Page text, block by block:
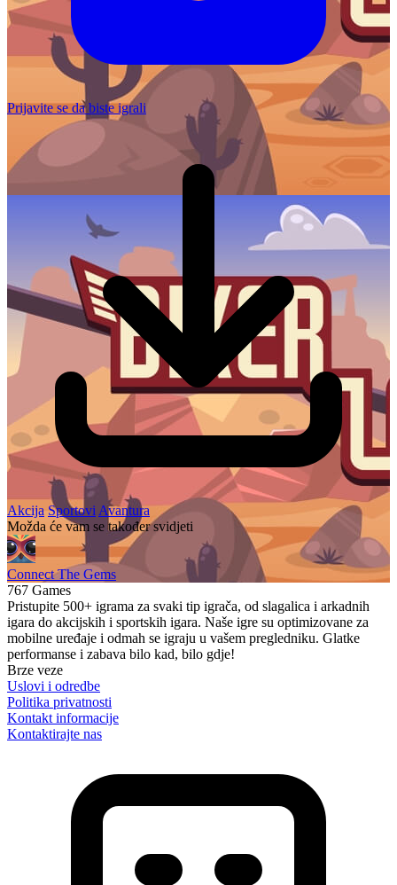
Prijavite se da biste igrali
Akcija SportoviAvantura
Možda će vam se također svidjeti
Connect The Gems
767 Games
Pristupite 500+ igrama za svaki tip igrača, od slagalica i arkadnih
igara do akcijskih i sportskih igara. Naše igre su optimizovane za
mobilne uređaje i odmah se igraju u vašem pregledniku. Glatke
performanse i zabava bilo kad, bilo gdje!
Brze veze
Uslovi i odredbe
Politika privatnosti
Kontakt informacije
Kontaktirajte nas